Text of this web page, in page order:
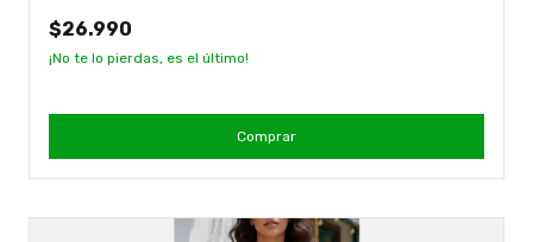
$26.990
¡No te lo pierdas, es el último!
Comprar